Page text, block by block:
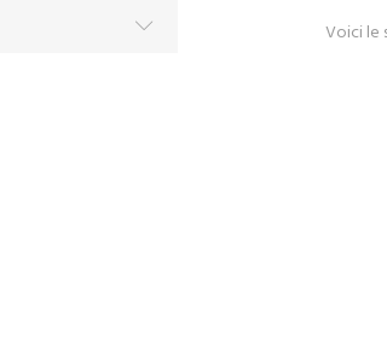
Voici le